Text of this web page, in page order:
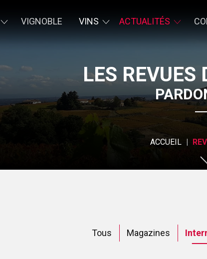
VIGNOBLE VINS ACTUALITÉS
LES REVUES
ACCUEIL
Tous Magazines